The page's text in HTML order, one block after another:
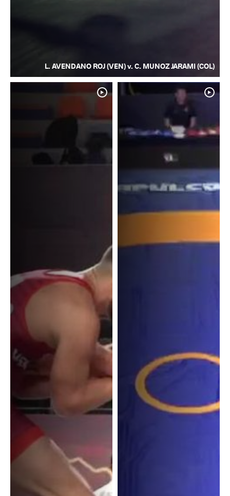
L. AVENDANO ROJ (VEN) v. C. MUNOZ JARAMI (COL)